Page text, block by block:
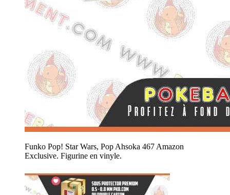
Funko Pop! Star Wars, Pop Ahsoka 467 Amazon
Exclusive. Figurine en vinyle.